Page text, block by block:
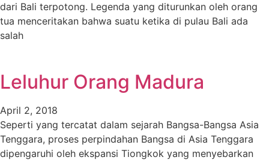
dari Bali terpotong. Legenda yang diturunkan oleh orang
tua menceritakan bahwa suatu ketika di pulau Bali ada
salah
Leluhur Orang Madura
April 2, 2018
Seperti yang tercatat dalam sejarah Bangsa-Bangsa Asia
Tenggara, proses perpindahan Bangsa di Asia Tenggara
dipengaruhi oleh ekspansi Tiongkok yang menyebarkan